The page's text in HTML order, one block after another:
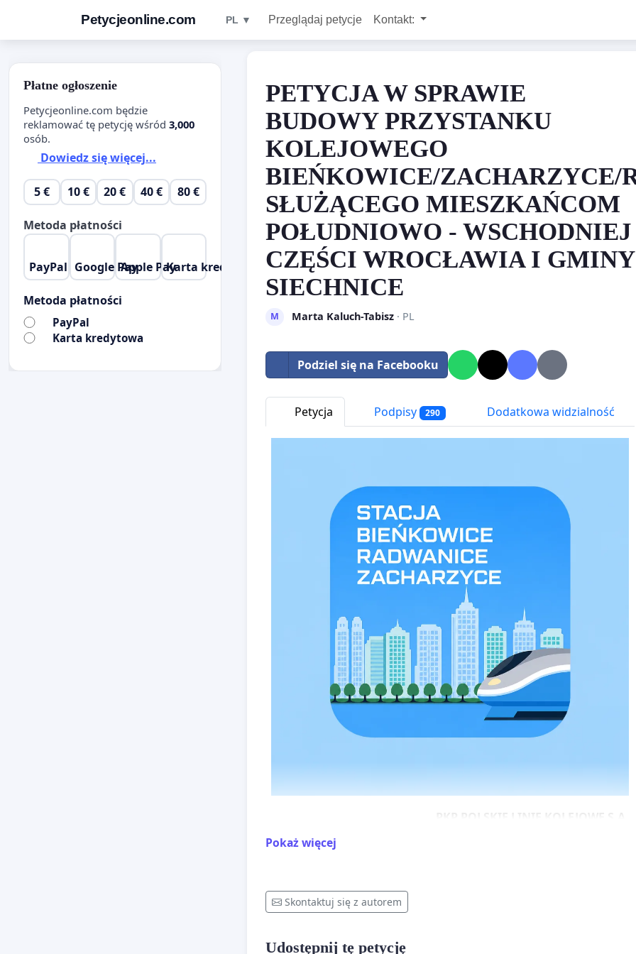
Petycjeonline.com PL ▼ Przeglądaj petycje Kontakt:
PETYCJA W SPRAWIE
BUDOWY PRZYSTANKU
KOLEJOWEGO
BIEŃKOWICE/ZACHARZYCE/
SŁUŻĄCEGO MIESZKAŃCOM
POŁUDNIOWO - WSCHODNIEJ
CZĘŚCI WROCŁAWIA I GMINY
SIECHNICE
M Marta Kaluch-Tabisz· PL
Podziel się na Facebooku
Petycja Podpisy 290 Dodatkowa widzialność
Pokaż więcej
Skontaktuj się z autorem
Udostępnij tę petycję
Płatne ogłoszenie
Petycjeonline.com będzie
reklamować tę petycję wśród 3,000
osób.
Dowiedz się więcej...
5 € 10 € 20 € 40 € 80 €
Metoda płatności
PayPal Google PayApple PayKarta kredytowa
Metoda płatności
PayPal
Karta kredytowa